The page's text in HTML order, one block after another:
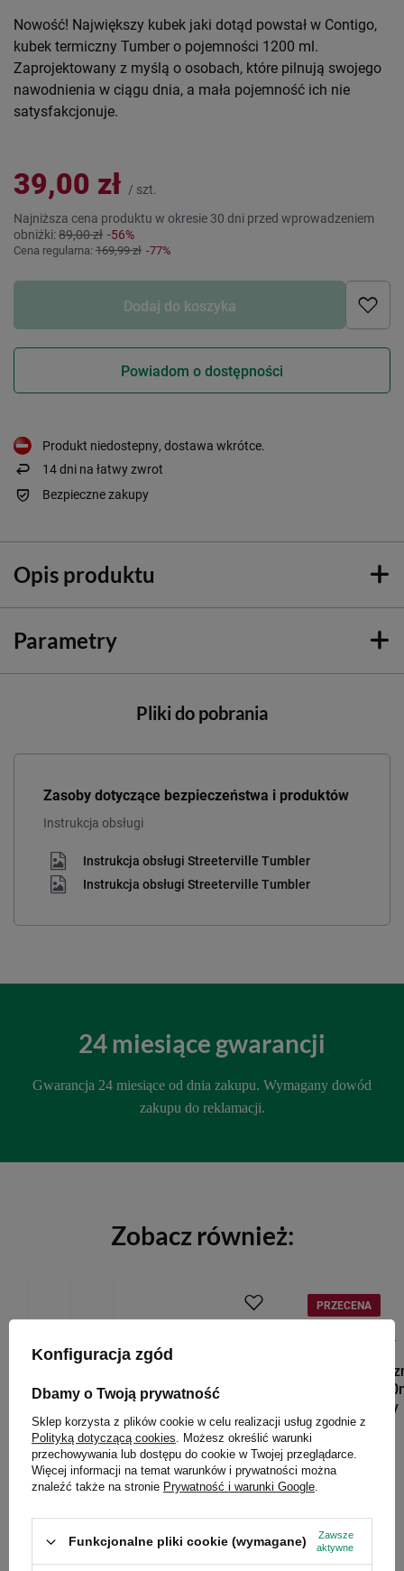
Nowość! Największy kubek jaki dotąd powstał w Contigo,
kubek termiczny Tumber o pojemności 1200 ml.
Zaprojektowany z myślą o osobach, które pilnują swojego
nawodnienia w ciągu dnia, a mała pojemność ich nie
satysfakcjonuje.
39,00 zł / szt.
Najniższa cena produktu w okresie 30 dni przed wprowadzeniem
obniżki:89,00 zł -56%
Cena regularna: 169,99 zł -77%
Dodaj do koszyka
Powiadom o dostępności
Produkt niedostepny, dostawa wkrótce
14dni na łatwy zwrot
Bezpieczne zakupy
Opis produktu
Parametry
Pliki do pobrania
Zasoby dotyczące bezpieczeństwa i produktów
Instrukcja obsługi
Instrukcja obsługi Streeterville Tumbler
Instrukcja obsługi Streeterville Tumbler
24 miesiące gwarancji
Gwarancja 24 miesiące od dnia zakupu. Wymagany dowód
zakupu do reklamacji.
Zobacz również:
Nakrętka do kubka Contigo Transit
PRZECENA
CONTIGO OUTLET
Kubek
Huron 2.0
powystawowy
39,00 zł
Konfiguracja zgód
Dbamy o Twoją prywatność
Sklep korzysta z plików cookie w celu realizacji usług zgodnie z
Polityką dotyczącą cookies. Możesz określić warunki
przechowywania lub dostępu do cookie w Twojej przeglądarce.
Więcej informacji na temat warunków i prywatności można
znaleźć także na stronie Prywatność i warunki Google.
Funkcjonalne pliki cookie (wymagane)
Zawsze
aktywne